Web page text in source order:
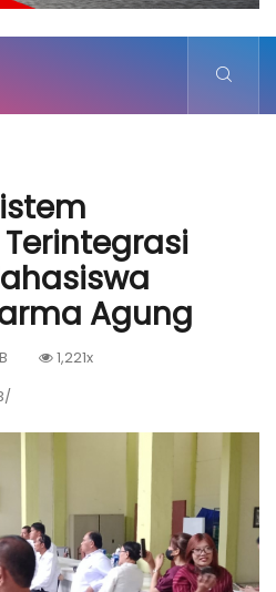
Agung
1,221x